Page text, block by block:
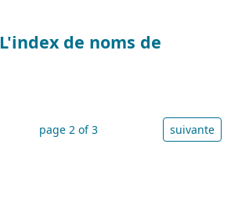
L'index de noms de
page 2 of 3 suivante